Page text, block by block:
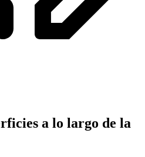
a lo largo de la